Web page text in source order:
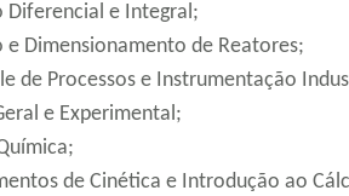
Diferencial e Integral;
e Dimensionamento de Reatores;
de Processos e Instrumentação
e Experimental;
de Cinética e Introdução ao